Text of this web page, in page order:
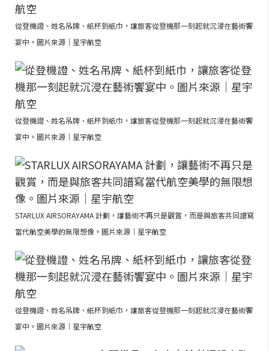
從登機證、姓名吊牌、紙杯到紙巾，讓旅客從登機那一刻起就沉浸在藝術饗
宴中。圖片來源｜星宇航空
從登機證、姓名吊牌、紙杯到紙巾，讓旅客從登機那一刻起就沉浸在藝術饗
宴中。圖片來源｜星宇航空
STARLUX AIRSORAYAMA 計劃，讓藝術不再只是觀賞，而是與旅客共同譜寫
當代航空美學的無限想像。圖片來源｜星宇航空
從登機證、姓名吊牌、紙杯到紙巾，讓旅客從登機那一刻起就沉浸在藝術饗
宴中。圖片來源｜星宇航空